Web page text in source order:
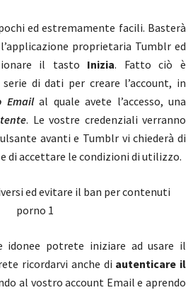
ed estremamente facili. Basterà
proprietaria Tumblr ed
il tasto Inizia. Fatto ciò è
di dati per creare l’account, in
Email al quale avete l’accesso, una
. Le vostre credenziali verranno
avanti e Tumblr vi chiederà di
di accettare le condizioni di utilizzo.
idonee potrete iniziare ad usare il
ricordarvi anche di autenticare il
al vostro account Email e aprendo